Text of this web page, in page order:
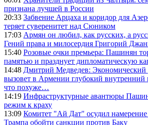
признана лучшей в России
20:33 Забвение Арцаха и коридор для
теряет суверенитет над Сюником
17:03 Армян он любил, как русских, а
Гений права и милосердия Григорий
15:40 Розовые очки премьера: Пашинян
памятью и празднует дипломатическую
14:48 Дмитрий Медведев: Экономический
вызовет в Армении глубокий
что похуже…
14:19 Инфраструктурные авантюры
режим к краху
13:09 Комитет "Ай Дат" осудил
Трампа обойти санкции против Баку